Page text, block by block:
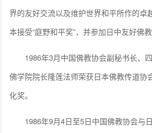
界的友好交流以及维护世界和平所作的卓
本接受“庭野和平奖”，并参加日中友好佛
1986年3月中国佛教协会副秘书长、
佛学院院长隆莲法师荣获日本佛教传道协
化奖。
1986年9月4日至5日中国佛教协会与